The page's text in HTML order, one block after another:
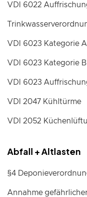
VDI 6022
VDI 6023 Kategorie
VDI 6023 Kategorie
VDI 6023
VDI 2047 Kühltürme
VDI 2052
Abfall + Altlasten
§4
Annahme